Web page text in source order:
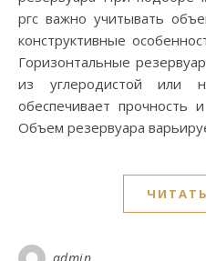
ргс важно учитывать
конструктивные
Горизонтальные
из углеродистой или
обеспечивает прочность
Объем резервуара